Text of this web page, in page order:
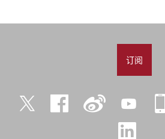
订阅
Twitter Facebook 微
YouTube
LinkedIn